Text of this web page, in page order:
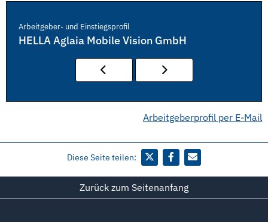
Arbeitgeber- und Einstiegsprofil
HELLA Aglaia Mobile Vision GmbH
Arbeitgeberprofil per E-Mail
Diese Seite teilen:
Zurück zum Seitenanfang